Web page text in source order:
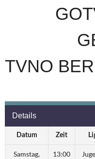
TVNO
Details
Datum Zeit
Samstag,
13:00